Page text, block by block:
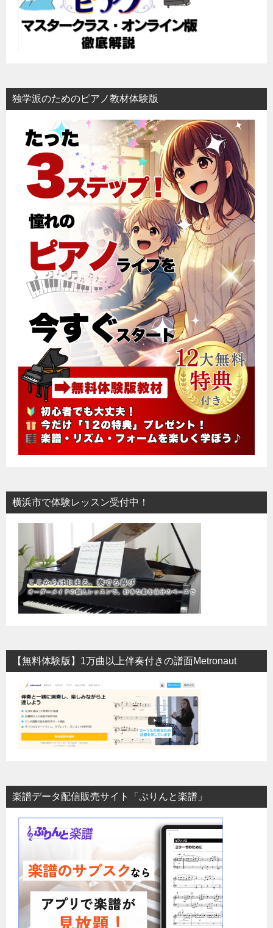
独学派のためのピアノ教材体験版
横浜市で体験レッスン受付中！
【無料体験版】1万曲以上伴奏付きの譜面Metronaut
楽譜データ配信販売サイト「ぷりんと楽譜」